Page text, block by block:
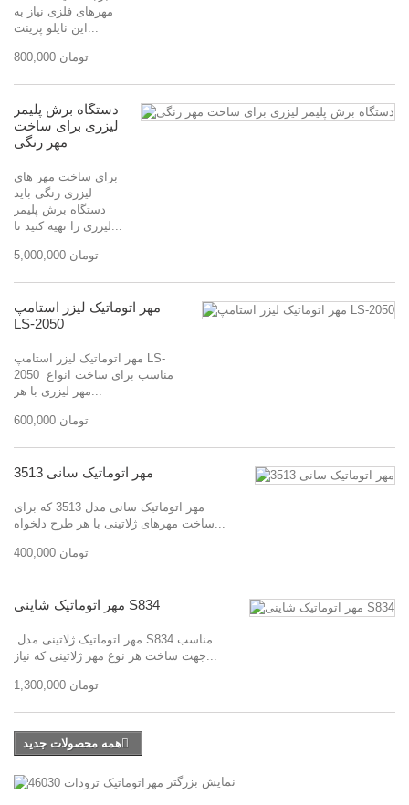
مهرهای فلزی نیاز به
این نایلو پرینت...
800,000 تومان
دستگاه برش پلیمر
لیزری برای ساخت
مهر رنگی
برای ساخت مهر های
لیزری رنگی باید
دستگاه برش پلیمر
لیزری را تهیه کنید تا...
5,000,000 تومان
مهر اتوماتیک لیزر استامپ
LS-2050
مهر اتوماتیک لیزر استامپ LS-
2050 مناسب برای ساخت انواع
مهر لیزری با هر...
600,000 تومان
مهر اتوماتیک سانی 3513
مهر اتوماتیک سانی مدل 3513 که برای
ساخت مهرهای ژلاتینی با هر طرح دلخواه...
400,000 تومان
مهر اتوماتیک شاینی S834
جهت ساخت هر نوع مهر ژلاتینی که نیاز...
1,300,000 تومان
همه محصولات جدید
نمایش بزرگتر